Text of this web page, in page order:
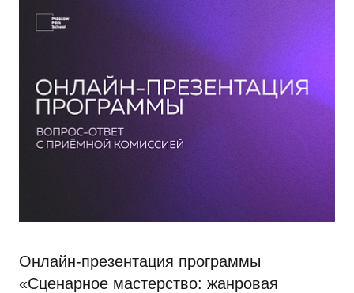
Онлайн-презентация программы
«Сценарное мастерство: жанровая